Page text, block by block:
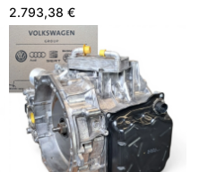
CHPB 04E100098A
2.793,38 €